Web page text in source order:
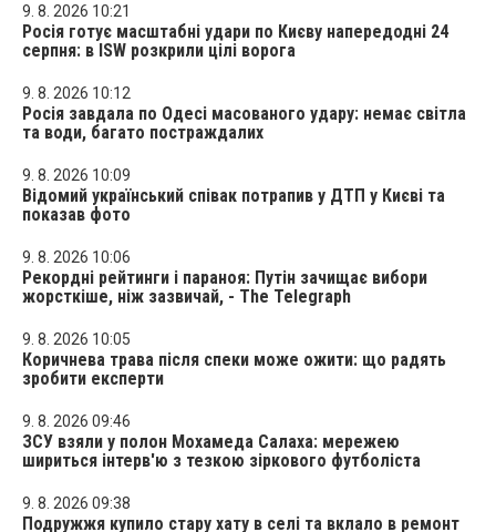
9. 8. 2026 10:21
Росія готує масштабні удари по Києву напередодні 24
серпня: в ISW розкрили цілі ворога
9. 8. 2026 10:12
Росія завдала по Одесі масованого удару: немає світла
та води, багато постраждалих
9. 8. 2026 10:09
Відомий український співак потрапив у ДТП у Києві та
показав фото
9. 8. 2026 10:06
Рекордні рейтинги і параноя: Путін зачищає вибори
жорсткіше, ніж зазвичай, - The Telegraph
9. 8. 2026 10:05
Коричнева трава після спеки може ожити: що радять
зробити експерти
9. 8. 2026 09:46
ЗСУ взяли у полон Мохамеда Салаха: мережею
шириться інтерв'ю з тезкою зіркового футболіста
9. 8. 2026 09:38
Подружжя купило стару хату в селі та вклало в ремонт